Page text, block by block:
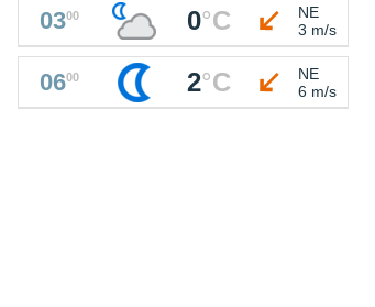
0300 0°C
NE
3 m/s
0600 2°C
NE
6 m/s